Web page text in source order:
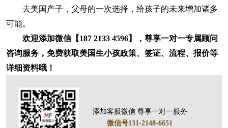
去美国产子，父母的一次选择，给孩子的未来增加诸多
可能。
欢迎添加微信【187 2133 4596】，尊享一对一专属顾问
咨询服务，免费获取美国生小孩政策、签证、流程、报价等
详细资料哦！
添加客服微信 尊享一对一服务
微信号131-2148-6651